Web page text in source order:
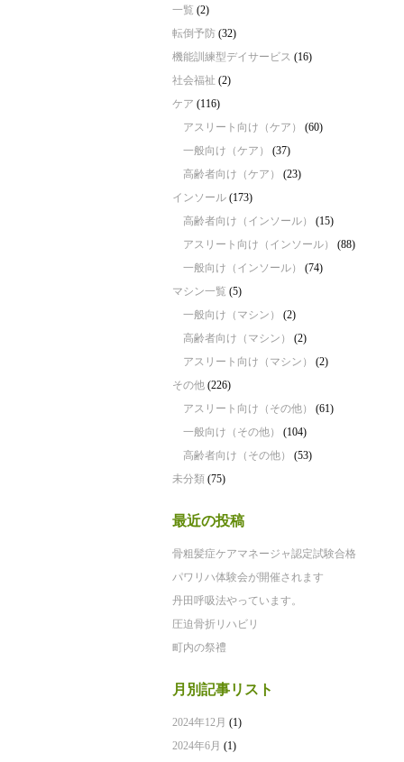
一覧 (2)
転倒予防 (32)
機能訓練型デイサービス (16)
社会福祉 (2)
ケア (116)
アスリート向け（ケア）
(60)
一般向け（ケア）
(37)
高齢者向け（ケア）
(23)
インソール (173)
高齢者向け（インソール）
(15)
アスリート向け（インソール）
(88)
一般向け（インソール）
(74)
マシン一覧 (5)
一般向け（マシン）
(2)
高齢者向け（マシン）
(2)
アスリート向け（マシン）
(2)
その他 (226)
アスリート向け（その他）
(61)
一般向け（その他）
(104)
高齢者向け（その他）
(53)
未分類 (75)
最近の投稿
骨粗髪症ケアマネージャ認定試験合格
パワリハ体験会が開催されます
丹田呼吸法やっています。
圧迫骨折リハビリ
町内の祭禮
月別記事リスト
2024年12月 (1)
2024年6月 (1)